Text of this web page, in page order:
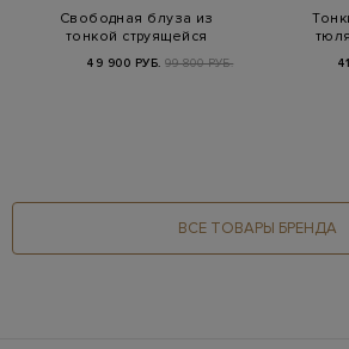
Свободная блуза из
тонкой струящейся
вискозы с орнамен…
49 900 РУБ. 99 800 РУБ.
ВСЕ ТОВАРЫ БРЕНДА